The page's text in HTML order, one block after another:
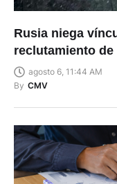
Rusia niega
reclutamiento
agosto 6, 11:44 AM
By CMV